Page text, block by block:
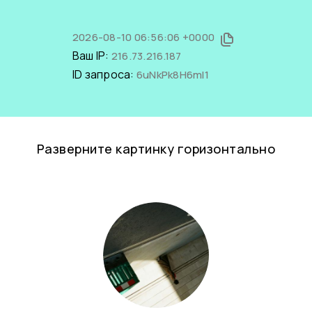
2026-08-10 06:56:06 +0000
Ваш IP: 216.73.216.187
ID запроса: 6uNkPk8H6mI1
Разверните картинку горизонтально